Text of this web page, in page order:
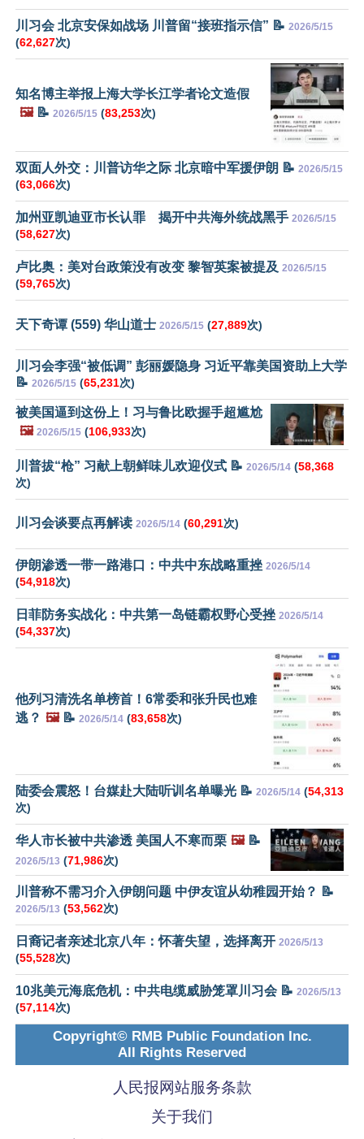
川习会 北京安保如战场 川普留“接班指示信” 📝 2026/5/15
(62,627次)
知名博主举报上海大学长江学者论文造假
🖼️📝 2026/5/15 (83,253次)
双面人外交：川普访华之际 北京暗中军援伊朗 📝 2026/5/15
(63,066次)
加州亚凯迪亚市长认罪 揭开中共海外统战黑手 2026/5/15
(58,627次)
卢比奥：美对台政策没有改变 黎智英案被提及 2026/5/15
(59,765次)
天下奇谭 (559) 华山道士 2026/5/15 (27,889次)
川习会李强“被低调” 彭丽媛隐身 习近平靠美国资助上大学
📝 2026/5/15 (65,231次)
被美国逼到这份上！习与鲁比欧握手超尴尬
🖼️ 2026/5/15 (106,933次)
川普拔“枪” 习献上朝鲜味儿欢迎仪式 📝 2026/5/14 (58,368
次)
川习会谈要点再解读 2026/5/14 (60,291次)
伊朗渗透一带一路港口：中共中东战略重挫 2026/5/14
(54,918次)
日菲防务实战化：中共第一岛链霸权野心受挫 2026/5/14
(54,337次)
他列习清洗名单榜首！6常委和张升民也难
逃？ 🖼️📝 2026/5/14 (83,658次)
陆委会震怒！台媒赴大陆听训名单曝光 📝 2026/5/14 (54,313
次)
华人市长被中共渗透 美国人不寒而栗 🖼️📝
2026/5/13 (71,986次)
川普称不需习介入伊朗问题 中伊友谊从幼稚园开始？ 📝
2026/5/13 (53,562次)
日裔记者亲述北京八年：怀著失望，选择离开 2026/5/13
(55,528次)
10兆美元海底危机：中共电缆威胁笼罩川习会 📝 2026/5/13
(57,114次)
Copyright© RMB Public Foundation Inc.
All Rights Reserved
人民报网站服务条款
关于我们